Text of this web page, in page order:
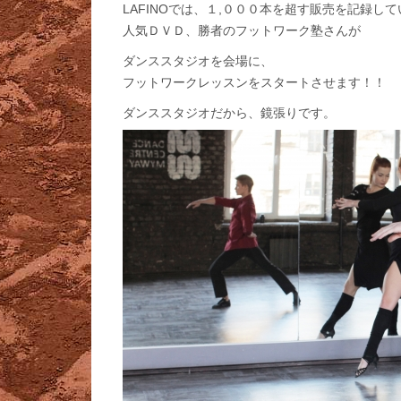
LAFINOでは、１,０００本を超す販売を記録して
人気ＤＶＤ、勝者のフットワーク塾さんが
ダンススタジオを会場に、
フットワークレッスンをスタートさせます！！
ダンススタジオだから、鏡張りです。